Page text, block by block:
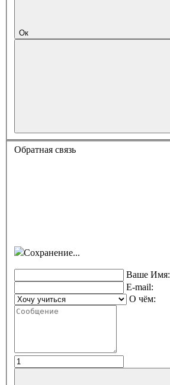
Ок
Обратная связь
Сохранение...
Ваше Имя:
E-mail:
О чём: